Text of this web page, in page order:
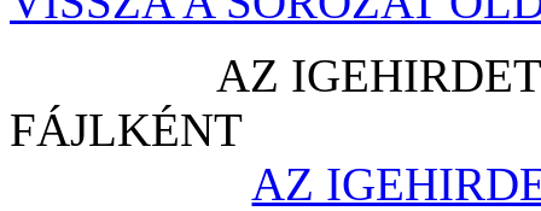
AZ
AZ